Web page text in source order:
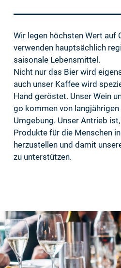
Wir legen höchsten Wert auf
verwenden hauptsächlich
saisonale Lebensmittel.
Nicht nur das Bier wird
auch unser Kaffee wird
Hand geröstet. Unser Wein
go kommen von
Umgebung. Unser Antrieb
Produkte für die Menschen
herzustellen und damit
zu unterstützen.